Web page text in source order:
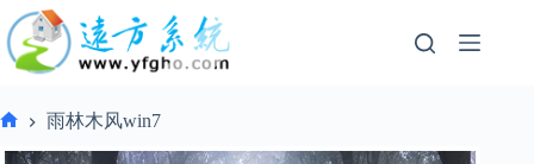
过
内
雨林木风win7